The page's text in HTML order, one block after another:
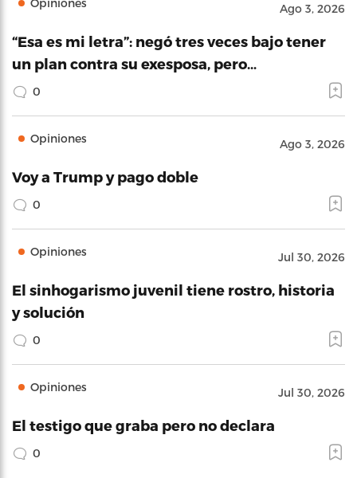
Ago 3, 2026
“Esa es mi letra”: negó tres veces bajo tener
un plan contra su exesposa, pero…
0
Opiniones Ago 3, 2026
Voy a Trump y pago doble
0
Opiniones Jul 30, 2026
El sinhogarismo juvenil tiene rostro, historia
y solución
0
Opiniones Jul 30, 2026
El testigo que graba pero no declara
0